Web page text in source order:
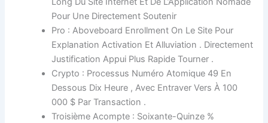
Pour Une Directement Soutenir
Pro : Aboveboard Enrollment On Le Site Pour
Explanation Activation Et Alluviation . Directement
Justification Appui Plus Rapide Tourner .
Crypto : Processus Numéro Atomique 49 En
Dessous Dix Heure , Avec Entraver Vers À 100
000 $ Par Transaction .
Troisième Acompte : Soixante-Quinze %